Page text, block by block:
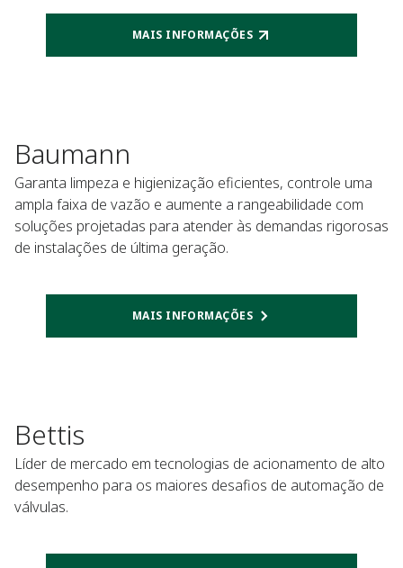
MAIS INFORMAÇÕES
Baumann
Garanta limpeza e higienização eficientes, controle uma
ampla faixa de vazão e aumente a rangeabilidade com
soluções projetadas para atender às demandas rigorosas
de instalações de última geração.
MAIS INFORMAÇÕES
Bettis
Líder de mercado em tecnologias de acionamento de alto
desempenho para os maiores desafios de automação de
válvulas.